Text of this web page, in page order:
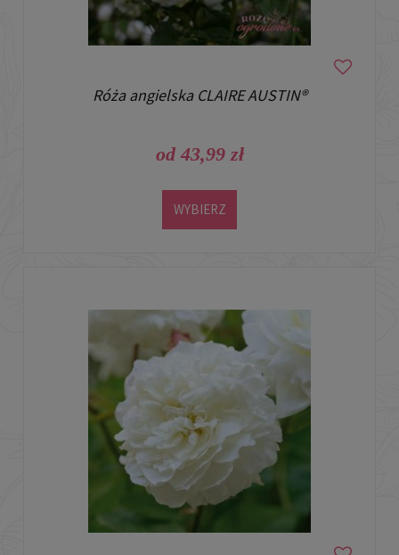
Róża angielska CLAIRE AUSTIN®
od 43,99 zł
WYBIERZ